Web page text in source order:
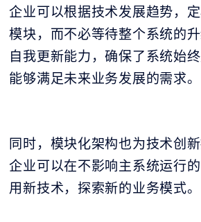
企业可以根据技术发展趋势，
模块，而不必等待整个系统的
自我更新能力，确保了系统始终
能够满足未来业务发展的需求。
同时，模块化架构也为技术创新
企业可以在不影响主系统运行
用新技术，探索新的业务模式。